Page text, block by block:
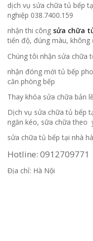
dịch vụ sửa chữa tủ bếp
nghiệp 038.7400.159
nhận thi công sửa chữa
tiến độ, đúng màu, không
Chúng tôi nhận sửa chữa
nhận đóng mới tủ bếp
căn phòng bếp
Thay khóa sửa chữa bản lề
Dịch vụ sửa chữa tủ bếp
ngăn kéo, sữa chữa theo
sửa chữa tủ bếp tại nhà
Hotline: 0912709771
Địa chỉ: Hà Nội